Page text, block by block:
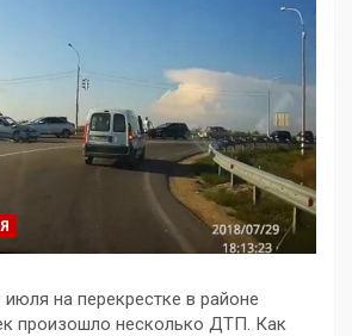
на перекрестке в районе
произошло несколько ДТП. Как